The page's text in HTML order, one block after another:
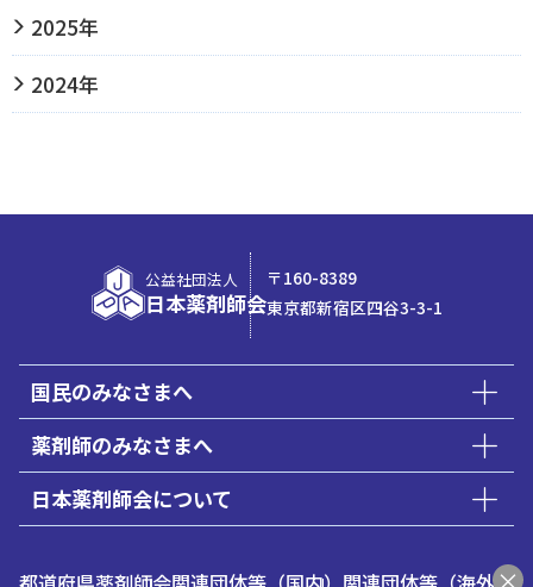
2025年
2024年
公益社団法人
日本薬剤師会
〒160-8389
東京都新宿区四谷3-3-1
国民のみなさまへ
薬剤師のみなさまへ
日本薬剤師会について